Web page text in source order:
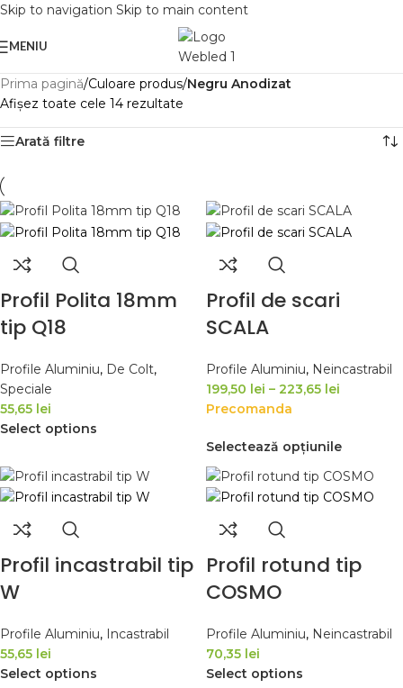
Skip to navigation Skip to main content
MENIU
Prima pagină/Culoare produs/Negru Anodizat
Afișez toate cele 14 rezultate
Arată filtre
Profil Polita 18mm
tip Q18
Profile Aluminiu, De Colt,
Speciale
55,65 lei
Select options
Profil de scari
SCALA
Profile Aluminiu, Neincastrabil
199,50 lei – 223,65 lei
Precomanda
Selectează opțiunile
Profil incastrabil tip
W
Profile Aluminiu, Incastrabil
55,65 lei
Select options
Profil rotund tip
COSMO
Profile Aluminiu, Neincastrabil
70,35 lei
Select options